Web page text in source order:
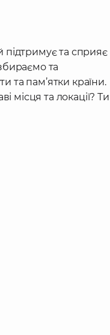
підтримує та сприяє
та
та пам’ятки країни.
місця та локації? Ти